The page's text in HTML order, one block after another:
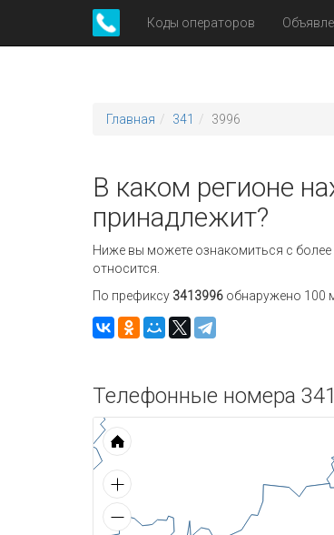
Коды операторов
Главная 341 3996
В каком регионе
принадлежит?
Ниже вы можете ознакомиться с
относится.
По префиксу 3413996 обнаружено 100
Телефонные номера